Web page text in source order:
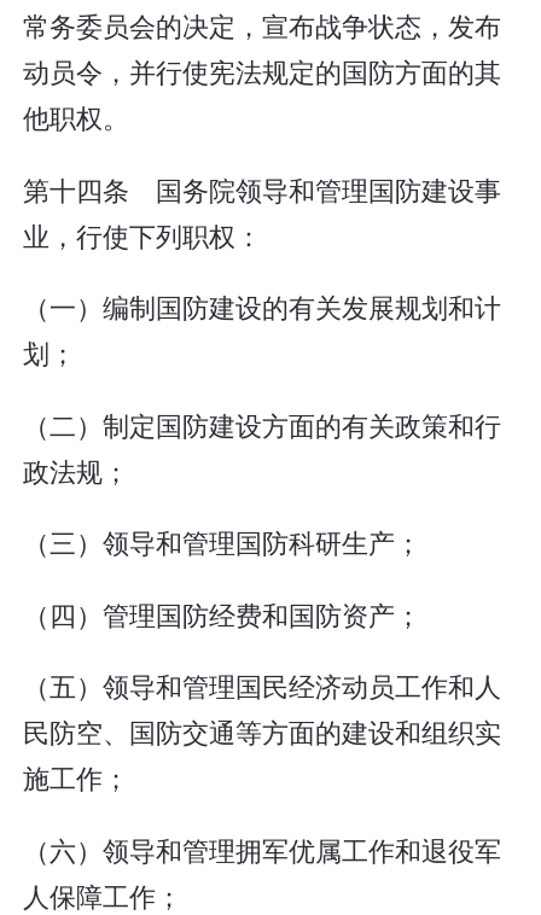
常务委员会的决定，宣布战争状态，发布
动员令，并行使宪法规定的国防方面的其
他职权。
第十四条 国务院领导和管理国防建设事
业，行使下列职权：
（一）编制国防建设的有关发展规划和计
划；
（二）制定国防建设方面的有关政策和行
政法规；
（三）领导和管理国防科研生产；
（四）管理国防经费和国防资产；
（五）领导和管理国民经济动员工作和人
民防空、国防交通等方面的建设和组织实
施工作；
（六）领导和管理拥军优属工作和退役军
人保障工作；